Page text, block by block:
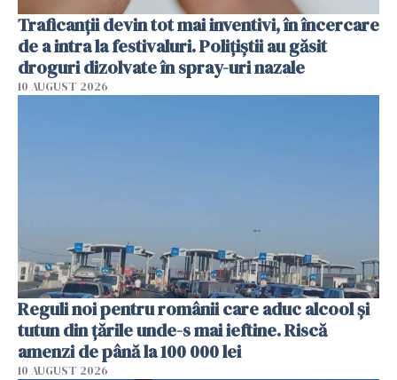
Traficanții devin tot mai inventivi, în încercare
de a intra la festivaluri. Polițiștii au găsit
droguri dizolvate în spray-uri nazale
10 AUGUST 2026
Reguli noi pentru românii care aduc alcool și
tutun din țările unde-s mai ieftine. Riscă
amenzi de până la 100 000 lei
10 AUGUST 2026